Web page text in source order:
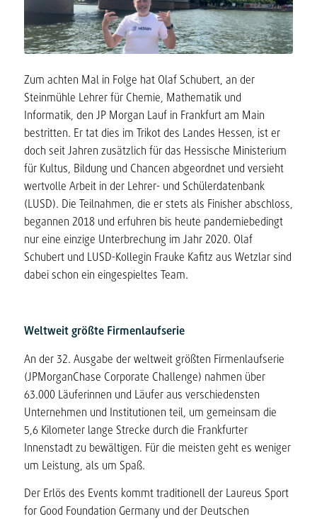
Zum achten Mal in Folge hat Olaf Schubert, an der
Steinmühle Lehrer für Chemie, Mathematik und
Informatik, den JP Morgan Lauf in Frankfurt am Main
bestritten. Er tat dies im Trikot des Landes Hessen, ist er
doch seit Jahren zusätzlich für das Hessische Ministerium
für Kultus, Bildung und Chancen abgeordnet und versieht
wertvolle Arbeit in der Lehrer- und Schülerdatenbank
(LUSD). Die Teilnahmen, die er stets als Finisher abschloss,
begannen 2018 und erfuhren bis heute pandemiebedingt
nur eine einzige Unterbrechung im Jahr 2020. Olaf
Schubert und LUSD-Kollegin Frauke Kafitz aus Wetzlar sind
dabei schon ein eingespieltes Team.
Weltweit größte Firmenlaufserie
An der 32. Ausgabe der weltweit größten Firmenlaufserie
(JPMorganChase Corporate Challenge) nahmen über
63.000 Läuferinnen und Läufer aus verschiedensten
Unternehmen und Institutionen teil, um gemeinsam die
5,6 Kilometer lange Strecke durch die Frankfurter
Innenstadt zu bewältigen. Für die meisten geht es weniger
um Leistung, als um Spaß.
Der Erlös des Events kommt traditionell der Laureus Sport
for Good Foundation Germany und der Deutschen